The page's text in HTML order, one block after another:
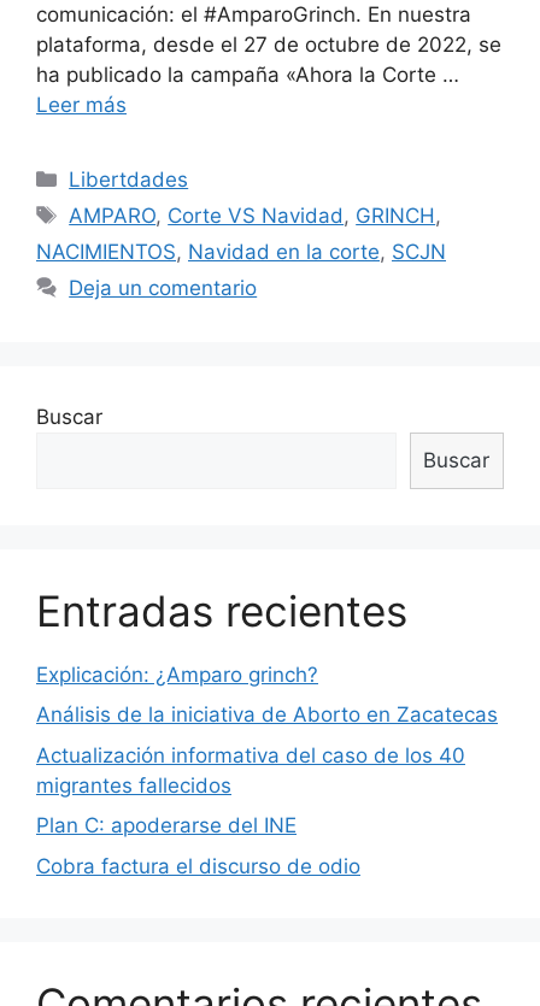
comunicación: el #AmparoGrinch. En nuestra
plataforma, desde el 27 de octubre de 2022, se
ha publicado la campaña «Ahora la Corte …
Leer más
Libertdades
AMPARO, Corte VS Navidad , GRINCH ,
NACIMIENTOS, Navidad en la corte, SCJN
Deja un comentario
Buscar
Buscar
Entradas recientes
Explicación: ¿Amparo grinch?
Análisis de la iniciativa de Aborto en Zacatecas
Actualización informativa del caso de los 40
migrantes fallecidos
Plan C: apoderarse del INE
Cobra factura el discurso de odio